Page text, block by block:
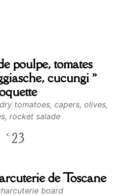
poulpe, tomates
cucungi »
tomatoes, capers, olives,
rocket salade
€ 23
de Toscane
board